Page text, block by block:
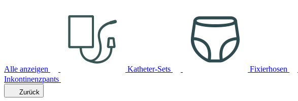
Alle anzeigen Katheter-Sets Fixierhosen
Inkontinenzpants
Zurück